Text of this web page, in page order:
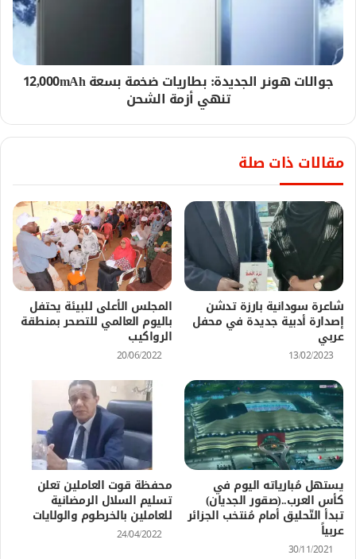
جوالات هونر الجديدة: بطاريات ضخمة بسعة 12,000mAh
تنهي أزمة الشحن
مقالات ذات صلة
شاعرة سودانية بارزة تدشن
إصدارة أدبية جديدة في محفل
عربي
13/02/2023
المجلس الأعلى للبيئة يحتفل
باليوم العالمي للتصحر بمنطقة
الرواكيب
20/06/2022
يستهل مُبارياته اليوم في
كأس العرب..(صقور الجديان)
تبدأ التّحليق أمام مُنتخب الجزائر
عربياً
30/11/2021
محفظة قوت العاملين تعلن
تسليم السلال الرمضانية
للعاملين بالخرطوم والولايات
24/04/2022